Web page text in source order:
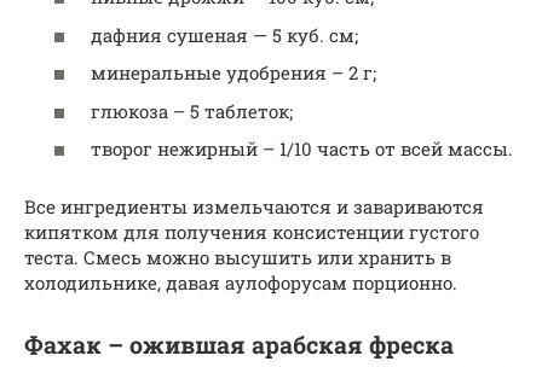
дафния сушеная — 5 куб. см;
минеральные удобрения – 2 г;
глюкоза – 5 таблеток;
творог нежирный – 1/10 часть от всей массы.
Все ингредиенты измельчаются и завариваются
кипятком для получения консистенции густого
теста. Смесь можно высушить или хранить в
холодильнике, давая аулофорусам порционно.
Фахак – ожившая арабская фреска